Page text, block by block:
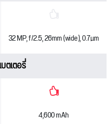
32 MP, f/2.5, 26mm (wide), 0.7µm
ตเตอรี่
4,600 mAh